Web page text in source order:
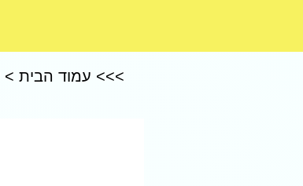
>>> עמוד הבית >